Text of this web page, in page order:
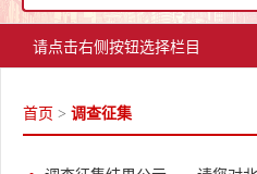
请点击右侧按钮选择栏目
首页 > 调查征集